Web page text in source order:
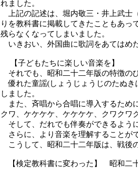
れました。
上記の記述は、堀内敬三・井上武士
りを教科書に掲載してきたこともあっ
残らなくなってしまいました。
いきおい、外国曲に歌詞をあてはめ
【子どもたちに楽しい音楽を】
それでも、昭和二十二年版の特徴の
優れた童謡(しょうじょうじのたぬき
しました。
また、斉唱から合唱に導入するた
クワ、ケケケケ、ケケケケ、クワクワ
そして、だれでも伴奏ができるよう
さらに、より音楽を理解することが
こうして、昭和二十二年版は、戦後
【検定教科書に変わった】 昭和二十